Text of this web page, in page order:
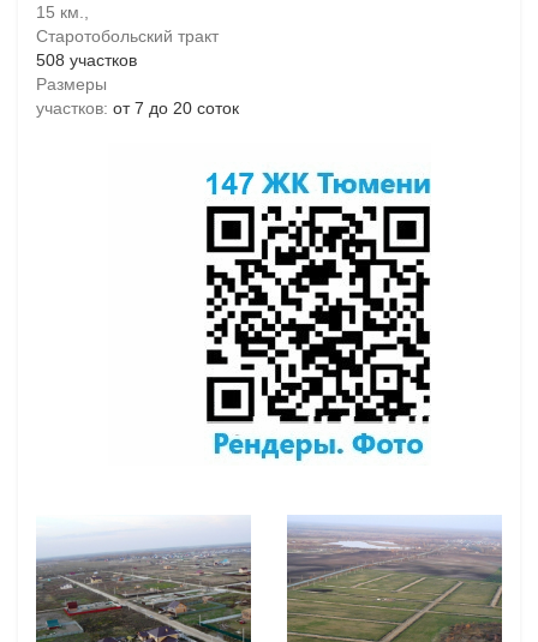
15 км.,
Старотобольский тракт
508 участков
Размеры
участков: от 7 до 20 соток